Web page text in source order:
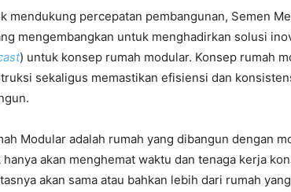
mendukung percepatan pembangunan, Semen
mengembangkan untuk menghadirkan solusi
) untuk konsep rumah modular. Konsep rumah
sekaligus memastikan efisiensi dan
Modular adalah rumah yang dibangun dengan
hanya akan menghemat waktu dan tenaga kerja
akan sama atau bahkan lebih dari rumah